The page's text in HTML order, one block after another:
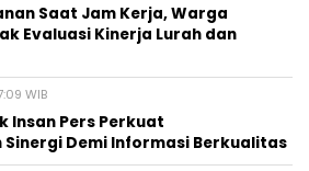
Saat Jam Kerja, Warga
Evaluasi Kinerja Lurah dan
WIB
Insan Pers Perkuat
Demi Informasi Berkualitas